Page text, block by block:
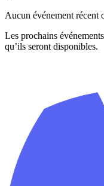
Aucun événement récent
Les prochains
qu’ils seront disponibles.